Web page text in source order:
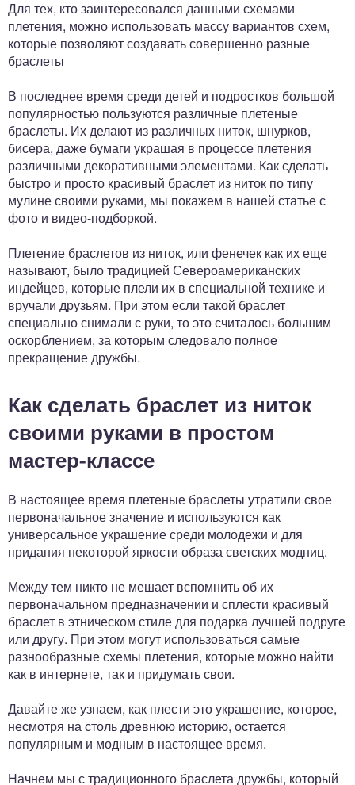
Для тех, кто заинтересовался данными схемами
плетения, можно использовать массу вариантов схем,
которые позволяют создавать совершенно разные
браслеты
В последнее время среди детей и подростков большой
популярностью пользуются различные плетеные
браслеты. Их делают из различных ниток, шнурков,
бисера, даже бумаги украшая в процессе плетения
различными декоративными элементами. Как сделать
быстро и просто красивый браслет из ниток по типу
мулине своими руками, мы покажем в нашей статье с
фото и видео-подборкой.
Плетение браслетов из ниток, или фенечек как их еще
называют, было традицией Североамериканских
индейцев, которые плели их в специальной технике и
вручали друзьям. При этом если такой браслет
специально снимали с руки, то это считалось большим
оскорблением, за которым следовало полное
прекращение дружбы.
Как сделать браслет из ниток
своими руками в простом
мастер-классе
В настоящее время плетеные браслеты утратили свое
первоначальное значение и используются как
универсальное украшение среди молодежи и для
придания некоторой яркости образа светских модниц.
Между тем никто не мешает вспомнить об их
первоначальном предназначении и сплести красивый
браслет в этническом стиле для подарка лучшей подруге
или другу. При этом могут использоваться самые
разнообразные схемы плетения, которые можно найти
как в интернете, так и придумать свои.
Давайте же узнаем, как плести это украшение, которое,
несмотря на столь древнюю историю, остается
популярным и модным в настоящее время.
Начнем мы с традиционного браслета дружбы, который